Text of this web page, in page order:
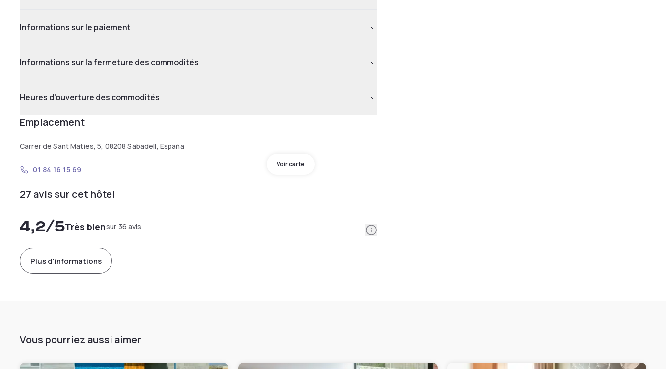
Informations sur le paiement
Informations sur la fermeture des commodités
Heures d'ouverture des commodités
Emplacement
Carrer de Sant Maties, 5, 08208 Sabadell, España
Voir carte
01 84 16 15 69
27 avis sur cet hôtel
4,2/5Très biensur 36 avis Information
Plus d'informations
Vous pourriez aussi aimer